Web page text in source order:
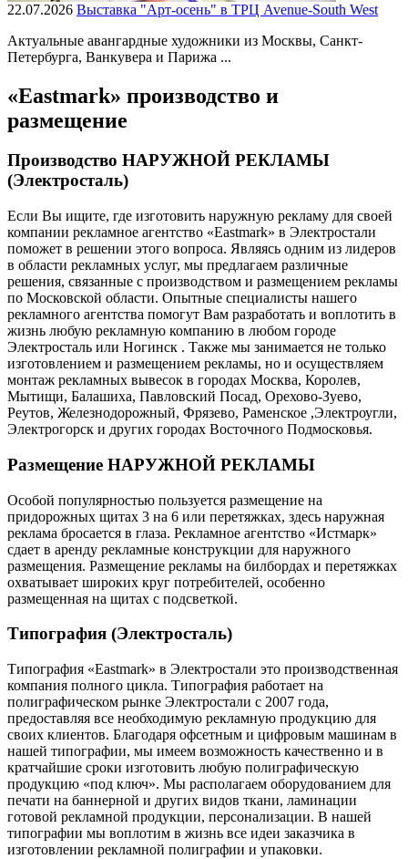
22.07.2026 Выставка "Арт-осень" в ТРЦ Avenue-South West
Актуальные авангардные художники из Москвы, Санкт-
Петербурга, Ванкувера и Парижа ...
«Eastmark» производство и
размещение
Производство НАРУЖНОЙ РЕКЛАМЫ
(Электросталь)
Если Вы ищите, где изготовить наружную рекламу для своей
компании рекламное агентство «Eastmark» в Электростали
поможет в решении этого вопроса. Являясь одним из лидеров
в области рекламных услуг, мы предлагаем различные
решения, связанные с производством и размещением рекламы
по Московской области. Опытные специалисты нашего
рекламного агентства помогут Вам разработать и воплотить в
жизнь любую рекламную компанию в любом городе
Электросталь или Ногинск . Также мы занимается не только
изготовлением и размещением рекламы, но и осуществляем
монтаж рекламных вывесок в городах Москва, Королев,
Мытищи, Балашиха, Павловский Посад, Орехово-Зуево,
Реутов, Железнодорожный, Фрязево, Раменское ,Электроугли,
Электрогорск и других городах Восточного Подмосковья.
Размещение НАРУЖНОЙ РЕКЛАМЫ
Особой популярностью пользуется размещение на
придорожных щитах 3 на 6 или перетяжках, здесь наружная
реклама бросается в глаза. Рекламное агентство «Истмарк»
сдает в аренду рекламные конструкции для наружного
размещения. Размещение рекламы на билбордах и перетяжках
охватывает широких круг потребителей, особенно
размещенная на щитах с подсветкой.
Типография (Электросталь)
Типография «Eastmark» в Электростали это производственная
компания полного цикла. Типография работает на
полиграфическом рынке Электростали с 2007 года,
предоставляя все необходимую рекламную продукцию для
своих клиентов. Благодаря офсетным и цифровым машинам в
нашей типографии, мы имеем возможность качественно и в
кратчайшие сроки изготовить любую полиграфическую
продукцию «под ключ». Мы располагаем оборудованием для
печати на баннерной и других видов ткани, ламинации
готовой рекламной продукции, персонализации. В нашей
типографии мы воплотим в жизнь все идеи заказчика в
изготовлении рекламной полиграфии и упаковки.